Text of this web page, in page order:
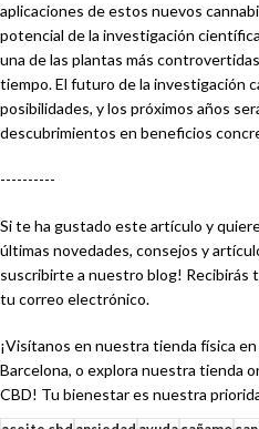
aplicaciones de estos nuevos
potencial de la investigación
una de las plantas más
tiempo. El futuro de la investigación
posibilidades, y los próximos años
descubrimientos en beneficios
----------
Si te ha gustado este artículo y
últimas novedades, consejos y
suscribirte a nuestro blog!
tu correo electrónico.
¡Visítanos en nuestra tienda física
Barcelona, o explora nuestra tienda
CBD! Tu bienestar es nuestra